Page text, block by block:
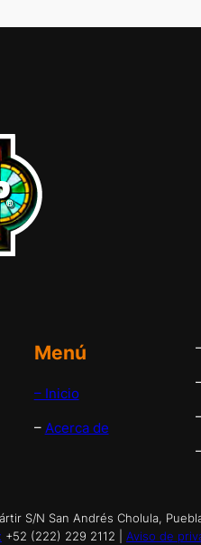
Menú
– Inicio
– Acerca de
S/N San Andrés Cholula,
+52 (222) 229 2112 | Aviso de